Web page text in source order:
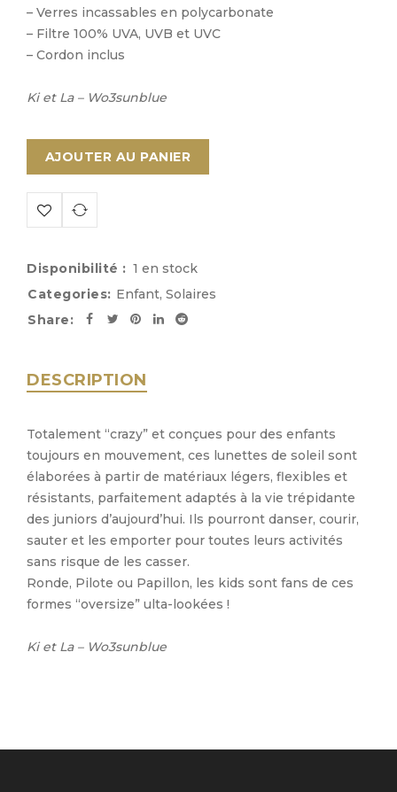
– Verres incassables en polycarbonate
– Filtre 100% UVA, UVB et UVC
– Cordon inclus
Ki et La – Wo3sunblue
AJOUTER AU PANIER
Disponibilité : 1 en stock
Categories: Enfant, Solaires
Share:
DESCRIPTION
Totalement “crazy” et conçues pour des enfants
toujours en mouvement, ces lunettes de soleil sont
élaborées à partir de matériaux légers, flexibles et
résistants, parfaitement adaptés à la vie trépidante
des juniors d’aujourd’hui. Ils pourront danser, courir,
sauter et les emporter pour toutes leurs activités
sans risque de les casser.
Ronde, Pilote ou Papillon, les kids sont fans de ces
formes “oversize” ulta-lookées !
Ki et La – Wo3sunblue